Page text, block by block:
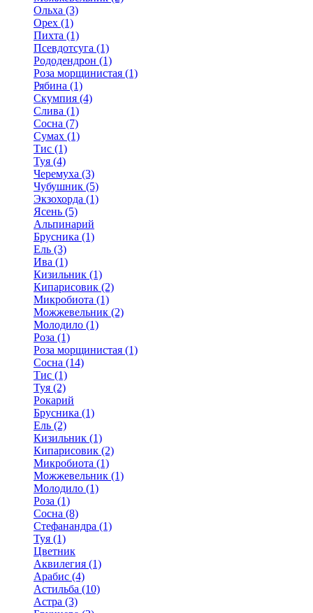
Ольха (3)
Орех (1)
Пихта (1)
Псевдотсуга (1)
Рододендрон (1)
Роза морщинистая (1)
Рябина (1)
Скумпия (4)
Слива (1)
Сосна (7)
Сумах (1)
Тис (1)
Туя (4)
Черемуха (3)
Чубушник (5)
Экзохорда (1)
Ясень (5)
Альпинарий
Брусника (1)
Ель (3)
Ива (1)
Кизильник (1)
Кипарисовик (2)
Микробиота (1)
Можжевельник (2)
Молодило (1)
Роза (1)
Роза морщинистая (1)
Сосна (14)
Тис (1)
Туя (2)
Рокарий
Брусника (1)
Ель (2)
Кизильник (1)
Кипарисовик (2)
Микробиота (1)
Можжевельник (1)
Молодило (1)
Роза (1)
Сосна (8)
Стефанандра (1)
Туя (1)
Цветник
Аквилегия (1)
Арабис (4)
Астильба (10)
Астра (3)